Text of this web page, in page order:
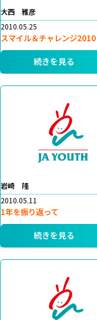
大西 雅彦
2010.05.25
スマイル＆チャレンジ2010
続きを見る
岩崎 隆
2010.05.11
1年を振り返って
続きを見る